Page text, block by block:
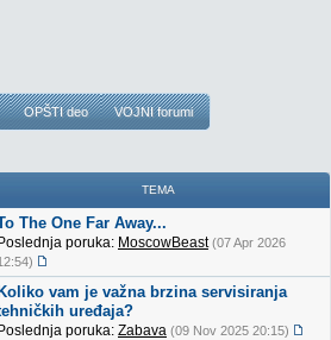
OPŠTI deo VOJNI forumi
TEMA
The One Far Away...
Poslednja poruka: MoscowBeast (07 Apr 2026
Koliko vam je važna brzina servisiranja
uređaja?
Poslednja poruka: Zabava (09 Nov 2025 20:15)